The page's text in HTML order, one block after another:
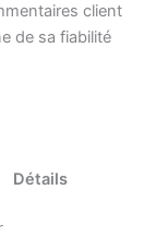
de
client
de sa fiabilité
Détails